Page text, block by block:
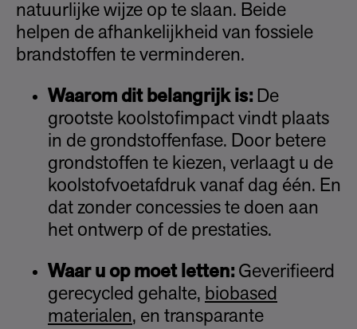
natuurlijke wijze op te slaan. Beide
helpen de afhankelijkheid van fossiele
brandstoffen te verminderen.
Waarom dit belangrijk is: De
grootste koolstofimpact vindt plaats
in de grondstoffenfase. Door betere
grondstoffen te kiezen, verlaagt u de
koolstofvoetafdruk vanaf dag één. En
dat zonder concessies te doen aan
het ontwerp of de prestaties.
Waar u op moet letten: Geverifieerd
gerecycled gehalte, biobased
materialen, en transparante